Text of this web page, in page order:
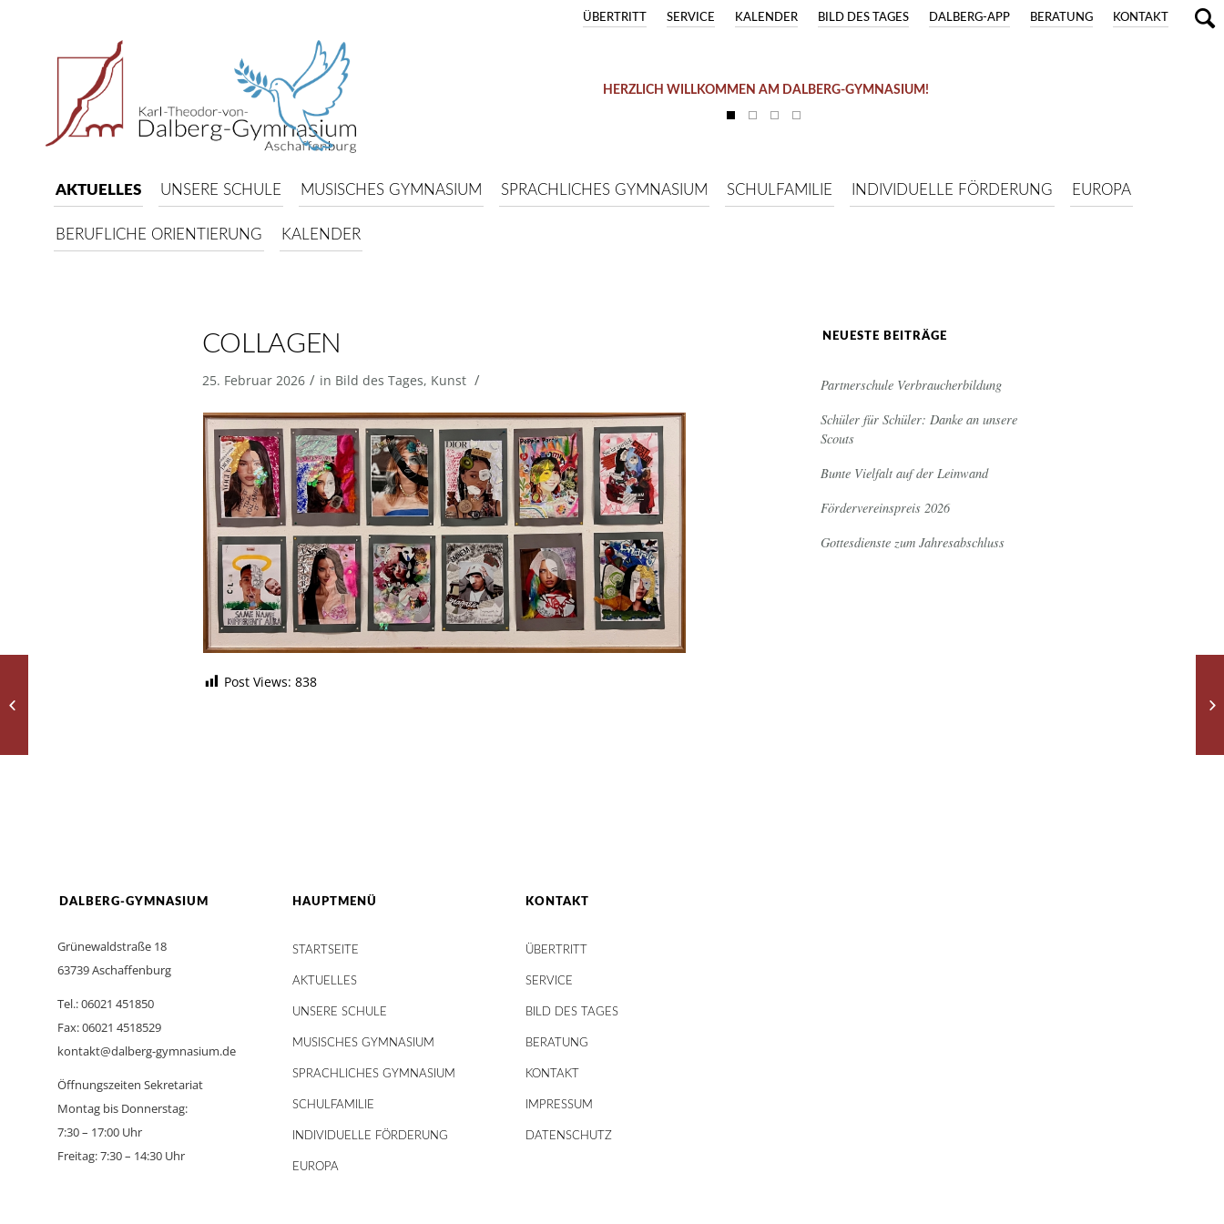
KONTAKT
BERATUNG
DALBERG-APP
BILD DES TAGES
KALENDER
SERVICE
ÜBERTRITT
HERZLICH WILLKOMMEN AM DALBERG-GYMNASIUM!
AKTUELLES UNSERE SCHULE MUSISCHES GYMNASIUM SPRACHLICHES GYMNASIUM SCHULFAMILIE INDIVIDUELLE FÖRDERUNG EUROPA
BERUFLICHE ORIENTIERUNG KALENDER
COLLAGEN
25. Februar 2026 / in Bild des Tages, Kunst /
Post Views: 838
NEUESTE BEITRÄGE
Partnerschule Verbraucherbildung
Schüler für Schüler: Danke an unsere
Scouts
Bunte Vielfalt auf der Leinwand
Fördervereinspreis 2026
Gottesdienste zum Jahresabschluss
DALBERG-GYMNASIUM
Grünewaldstraße 18
63739 Aschaffenburg
Tel.: 06021 451850
Fax: 06021 4518529
kontakt@dalberg-gymnasium.de
Öffnungszeiten Sekretariat
Montag bis Donnerstag:
7:30 – 17:00 Uhr
Freitag: 7:30 – 14:30 Uhr
HAUPTMENÜ
STARTSEITE
AKTUELLES
UNSERE SCHULE
MUSISCHES GYMNASIUM
SPRACHLICHES GYMNASIUM
SCHULFAMILIE
INDIVIDUELLE FÖRDERUNG
EUROPA
KONTAKT
ÜBERTRITT
SERVICE
BILD DES TAGES
BERATUNG
KONTAKT
IMPRESSUM
DATENSCHUTZ